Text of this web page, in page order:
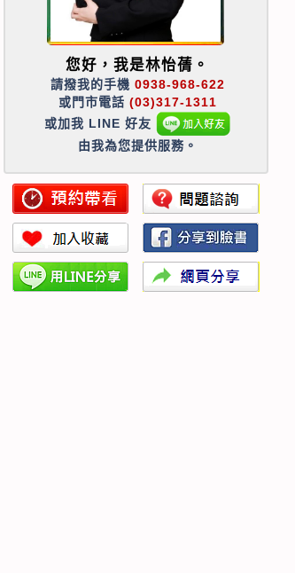
您好，我是林怡蒨。
請撥我的手機 0938-968-622
或門市電話 (03)317-1311
或加我 LINE 好友
由我為您提供服務。